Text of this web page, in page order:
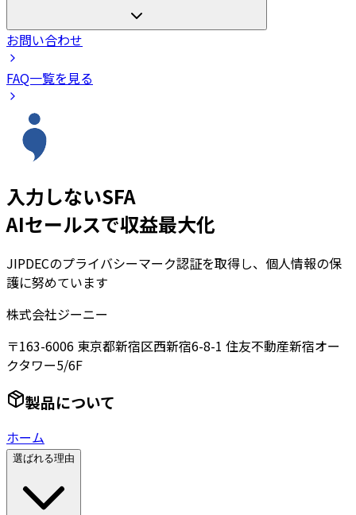
お問い合わせ
FAQ一覧を見る
入力しないSFA
AIセールスで収益最大化
JIPDECのプライバシーマーク認証を取得し、個人情報の保
護に努めています
株式会社ジーニー
〒163-6006 東京都新宿区西新宿6-8-1 住友不動産新宿オー
クタワー5/6F
製品について
ホーム
選ばれる理由